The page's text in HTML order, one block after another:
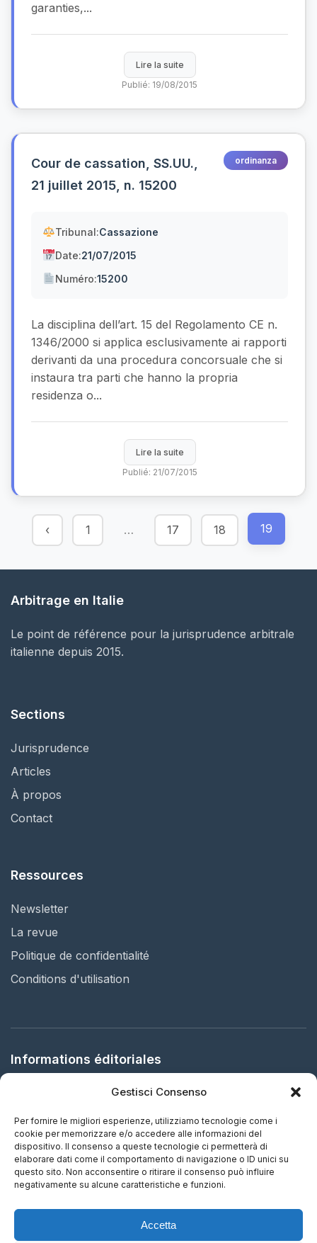
Gestisci Consenso
Per fornire le migliori esperienze, utilizziamo tecnologie come i
cookie per memorizzare e/o accedere alle informazioni del
dispositivo. Il consenso a queste tecnologie ci permetterà di
elaborare dati come il comportamento di navigazione o ID unici su
questo sito. Non acconsentire o ritirare il consenso può influire
negativamente su alcune caratteristiche e funzioni.
Accetta
garanties,...
Lire la suite
Publié: 19/08/2015
Cour de cassation, SS.UU.,
21 juillet 2015, n. 15200
ordinanza
Tribunal:Cassazione
Date:21/07/2015
Numéro:15200
La disciplina dell’art. 15 del Regolamento CE n.
1346/2000 si applica esclusivamente ai rapporti
derivanti da una procedura concorsuale che si
instaura tra parti che hanno la propria
residenza o...
Lire la suite
Publié: 21/07/2015
‹ 1 … 17 18 19
Arbitrage en Italie
Le point de référence pour la jurisprudence arbitrale
italienne depuis 2015.
Sections
Jurisprudence
Articles
À propos
Contact
Ressources
Newsletter
La revue
Politique de confidentialité
Conditions d'utilisation
Informations éditoriales
Éditeur:Arbitration in Italy Ltd.
Kingdom
ISSN:2732-5695 (IT) - 2732-5687 (EN)
Fréquence:Mise à jour continue